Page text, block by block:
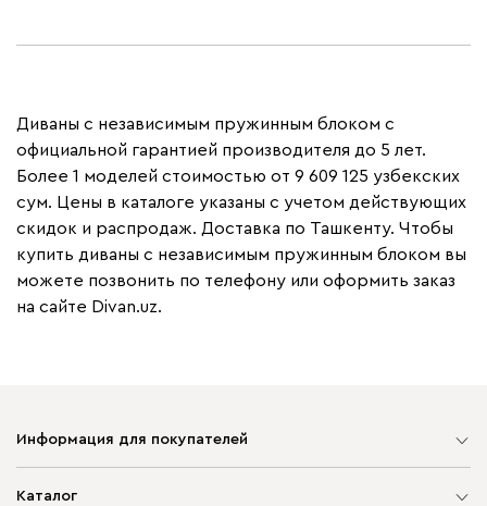
Диваны с независимым пружинным блоком с
официальной гарантией производителя до 5 лет.
Более 1 моделей стоимостью от 9 609 125 узбекских
сум. Цены в каталоге указаны с учетом действующих
скидок и распродаж. Доставка по Ташкенту. Чтобы
купить диваны с независимым пружинным блоком вы
можете позвонить по телефону или оформить заказ
на сайте Divan.uz.
Информация для покупателей
Каталог